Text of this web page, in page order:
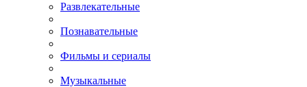
Развлекательные
Познавательные
Фильмы и сериалы
Музыкальные